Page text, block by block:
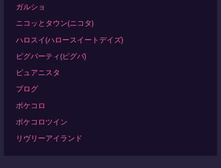
ガルショ
ニコッとタウン(ニコタ)
ハロスイ(ハロースイートデイズ)
ピグパーティ(ピグパ)
ピュアニスタ
ブログ
ポケコロ
ポケコロツイン
リヴリーアイランド